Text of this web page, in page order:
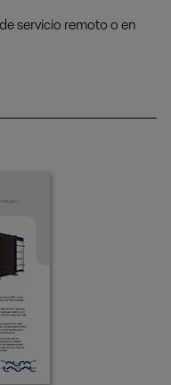
servicio remoto o en